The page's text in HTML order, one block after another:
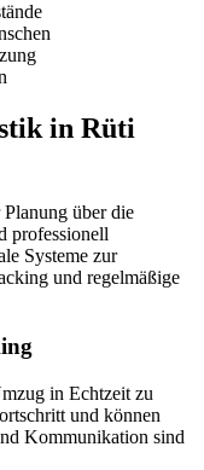
in Rüti
über die
professionell
Systeme zur
und regelmäßige
in Echtzeit zu
und können
Kommunikation sind